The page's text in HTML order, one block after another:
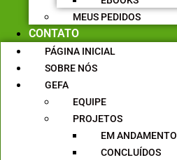
MEUS PEDIDOS
CONTATO
PÁGINA INICIAL
SOBRE NÓS
GEFA
EQUIPE
PROJETOS
EM ANDAMENTO
CONCLUÍDOS